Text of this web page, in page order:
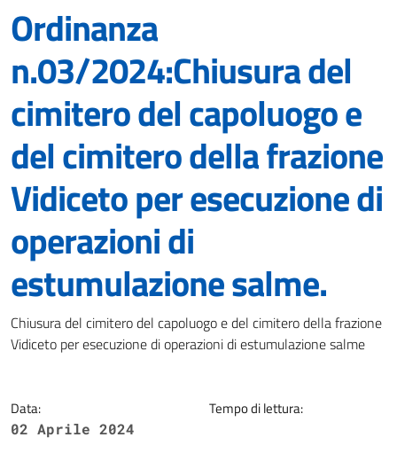
Ordinanza
n.03/2024:Chiusura del
cimitero del capoluogo e
del cimitero della frazione
Vidiceto per esecuzione di
operazioni di
estumulazione salme.
Dettagli della notizia
Chiusura del cimitero del capoluogo e del cimitero della frazione
Vidiceto per esecuzione di operazioni di estumulazione salme
Data:
02 Aprile 2024
Tempo di lettura: